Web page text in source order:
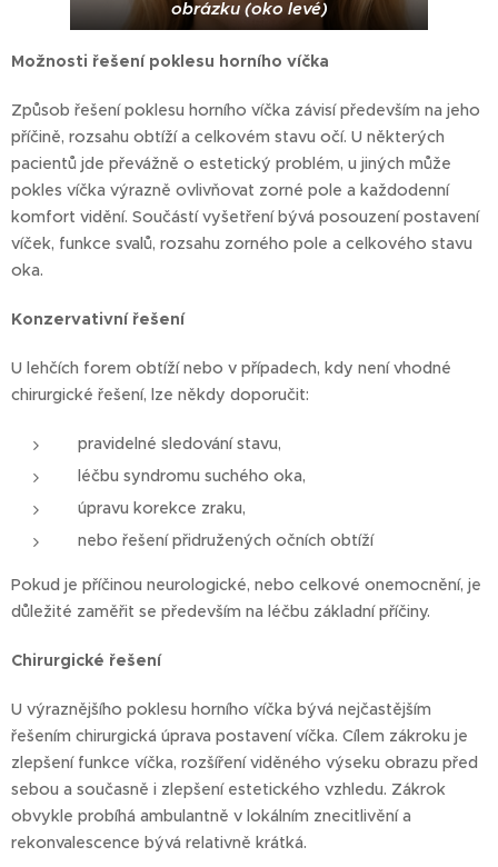
obrázku (oko levé)
Možnosti řešení poklesu horního víčka
Způsob řešení poklesu horního víčka závisí především na jeho
příčině, rozsahu obtíží a celkovém stavu očí. U některých
pacientů jde převážně o estetický problém, u jiných může
pokles víčka výrazně ovlivňovat zorné pole a každodenní
komfort vidění. Součástí vyšetření bývá posouzení postavení
víček, funkce svalů, rozsahu zorného pole a celkového stavu
oka.
Konzervativní řešení
U lehčích forem obtíží nebo v případech, kdy není vhodné
chirurgické řešení, lze někdy doporučit:
pravidelné sledování stavu,
léčbu syndromu suchého oka,
úpravu korekce zraku,
nebo řešení přidružených očních obtíží
Pokud je příčinou neurologické, nebo celkové onemocnění, je
důležité zaměřit se především na léčbu základní příčiny.
Chirurgické řešení
U výraznějšího poklesu horního víčka bývá nejčastějším
řešením chirurgická úprava postavení víčka. Cílem zákroku je
zlepšení funkce víčka, rozšíření viděného výseku obrazu před
sebou a současně i zlepšení estetického vzhledu. Zákrok
obvykle probíhá ambulantně v lokálním znecitlivění a
rekonvalescence bývá relativně krátká.